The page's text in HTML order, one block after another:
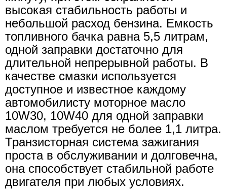
высокая стабильность работы и
небольшой расход бензина. Емкость
топливного бачка равна 5,5 литрам,
одной заправки достаточно для
длительной непрерывной работы. В
качестве смазки используется
доступное и известное каждому
автомобилисту моторное масло
10W30, 10W40 для одной заправки
маслом требуется не более 1,1 литра.
Транзисторная система зажигания
проста в обслуживании и долговечна,
она способствует стабильной работе
двигателя при любых условиях.